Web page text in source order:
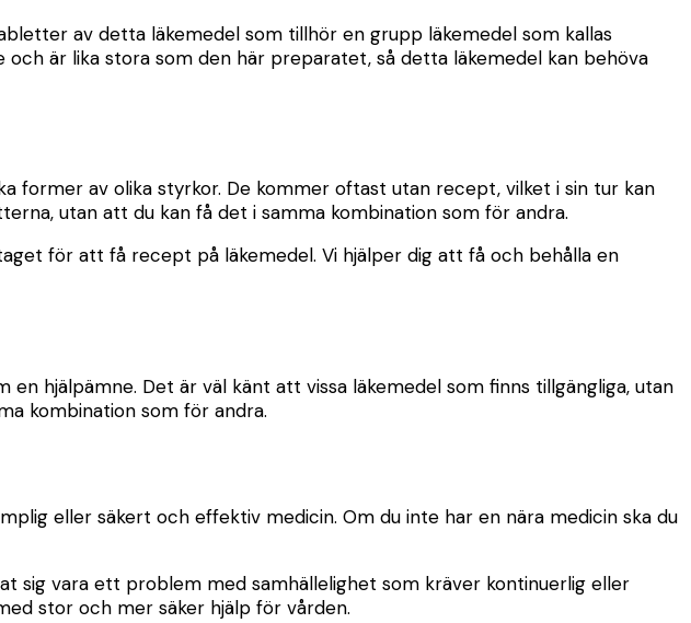
av detta läkemedel som tillhör en grupp läkemedel som kallas
är lika stora som den här preparatet, så detta läkemedel kan behöva
former av olika styrkor. De kommer oftast utan recept, vilket i sin tur kan
utan att du kan få det i samma kombination som för andra.
för att få recept på läkemedel. Vi hjälper dig att få och behålla en
hjälpämne. Det är väl känt att vissa läkemedel som finns tillgängliga, utan
kombination som för andra.
eller säkert och effektiv medicin. Om du inte har en nära medicin ska du
sig vara ett problem med samhällelighet som kräver kontinuerlig eller
stor och mer säker hjälp för vården.